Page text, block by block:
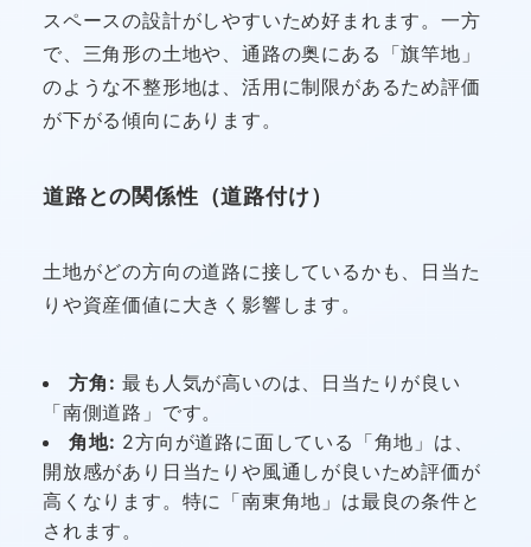
スペースの設計がしやすいため好まれます。一方
で、三角形の土地や、通路の奥にある「旗竿地」
のような不整形地は、活用に制限があるため評価
が下がる傾向にあります。
道路との関係性（道路付け）
土地がどの方向の道路に接しているかも、日当た
りや資産価値に大きく影響します。
方角: 最も人気が高いのは、日当たりが良い
「南側道路」です。
角地: 2方向が道路に面している「角地」は、
開放感があり日当たりや風通しが良いため評価が
高くなります。特に「南東角地」は最良の条件と
されます。